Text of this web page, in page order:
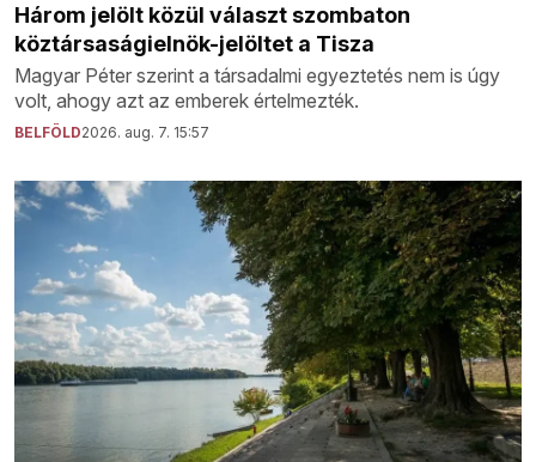
Három jelölt közül választ szombaton
köztársaságielnök-jelöltet a Tisza
Magyar Péter szerint a társadalmi egyeztetés nem is úgy
volt, ahogy azt az emberek értelmezték.
BELFÖLD2026. aug. 7. 15:57